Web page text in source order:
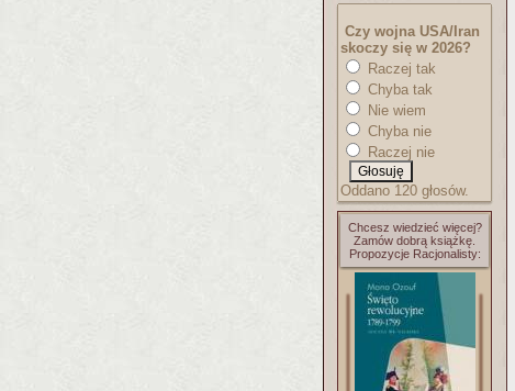
Czy wojna USA/Iran
skoczy się w 2026?
Raczej tak
Chyba tak
Nie wiem
Chyba nie
Raczej nie
Oddano 120 głosów.
Chcesz wiedzieć więcej?
Zamów dobrą książkę.
Propozycje Racjonalisty: